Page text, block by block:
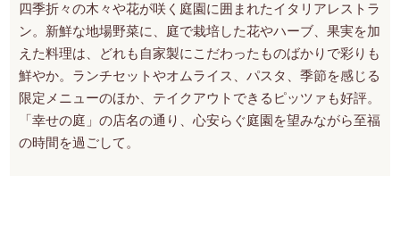
四季折々の木々や花が咲く庭園に囲まれたイタリアレストラ
ン。新鮮な地場野菜に、庭で栽培した花やハーブ、果実を加
えた料理は、どれも自家製にこだわったものばかりで彩りも
鮮やか。ランチセットやオムライス、パスタ、季節を感じる
限定メニューのほか、テイクアウトできるピッツァも好評。
「幸せの庭」の店名の通り、心安らぐ庭園を望みながら至福
の時間を過ごして。